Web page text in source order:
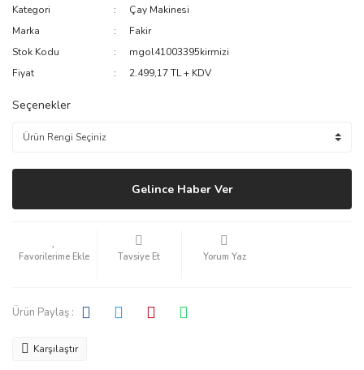
Kategori
Çay Makinesi
Marka
Fakir
Stok Kodu
mgol41003395kirmizi
Fiyat
2.499,17 TL + KDV
Seçenekler
Gelince Haber Ver
Tavsiye Et Yorum Yaz
Ürün Paylaş :
Karşılaştır